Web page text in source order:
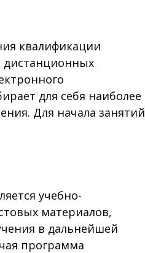
квалификации
дистанционных
для себя наиболее
Для начала занятий
учебно-
материалов,
в дальнейшей
программа